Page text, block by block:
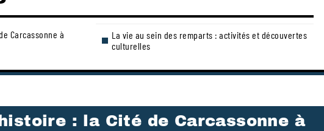
Carcassonne à
La vie au sein des remparts : activités et découvertes
culturelles
: la Cité de Carcassonne à